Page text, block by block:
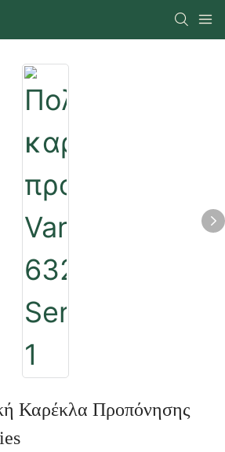
Καρέκλα Προπόνησης